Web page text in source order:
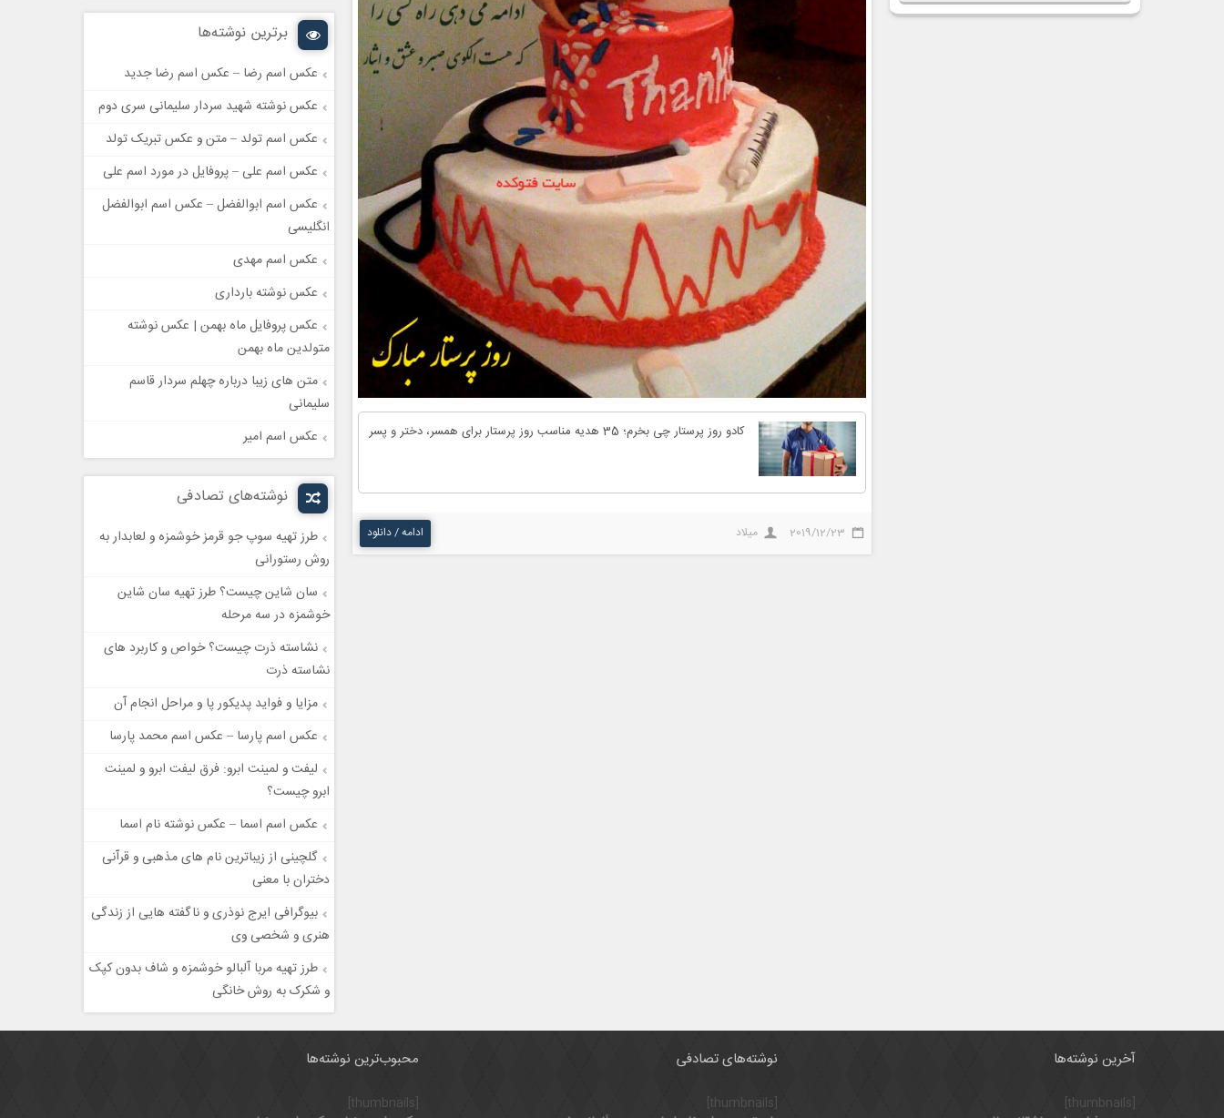
کادو روز پرستار چی بخرم؛ 35 هدیه مناسب روز پرستار برای همسر، دختر و پسر
2019/12/23 میلاد ادامه / دانلود
برترین نوشته‌ها
عکس اسم رضا – عکس اسم رضا جدید
عکس نوشته شهید سردار سلیمانی سری دوم
عکس اسم تولد – متن و عکس تبریک تولد
عکس اسم علی – پروفایل در مورد اسم علی
عکس اسم ابوالفضل – عکس اسم ابوالفضل
انگلیسی
عکس اسم مهدی
عکس نوشته بارداری
عکس پروفایل ماه بهمن | عکس نوشته
متولدین ماه بهمن
متن های زیبا درباره چهلم سردار قاسم
سلیمانی
عکس اسم امیر
نوشته‌های تصادفی
طرز تهیه سوپ جو قرمز خوشمزه و لعابدار به
روش رستورانی
سان شاین چیست؟ طرز تهیه سان شاین
خوشمزه در سه مرحله
نشاسته ذرت چیست؟ خواص و کاربرد های
نشاسته ذرت
مزایا و فواید پدیکور پا و مراحل انجام آن
عکس اسم پارسا – عکس اسم محمد پارسا
لیفت و لمینت ابرو: فرق لیفت ابرو و لمینت
ابرو چیست؟
عکس اسم اسما – عکس نوشته نام اسما
گلچینی از زیباترین نام های مذهبی و قرآنی
دختران با معنی
بیوگرافی ایرج نوذری و ناگفته هایی از زندگی
هنری و شخصی وی
طرز تهیه مربا آلبالو خوشمزه و شاف بدون کپک
و شکرک به روش خانگی
آخرین نوشته‌ها نوشته‌های تصادفی
[thumbnails]
محبوب‌ترین نوشته‌ها
[thumbnails]